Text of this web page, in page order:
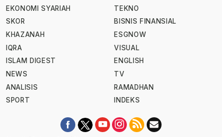
EKONOMI SYARIAH
SKOR
KHAZANAH
IQRA
ISLAM DIGEST
NEWS
ANALISIS
SPORT
TEKNO
BISNIS FINANSIAL
ESGNOW
VISUAL
ENGLISH
TV
RAMADHAN
INDEKS